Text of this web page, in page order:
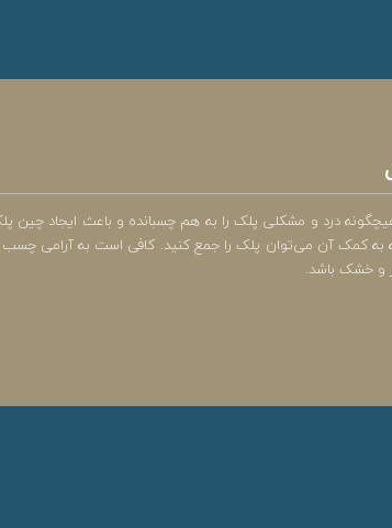
درد و مشکلی پلک را به هم چسبانده و باعث ایجاد چین
به کمک آن می‌توان پلک را جمع کنید. کافی است به آرامی
و خشک باشد.